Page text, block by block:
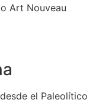
Art Nouveau
el Paleolítico